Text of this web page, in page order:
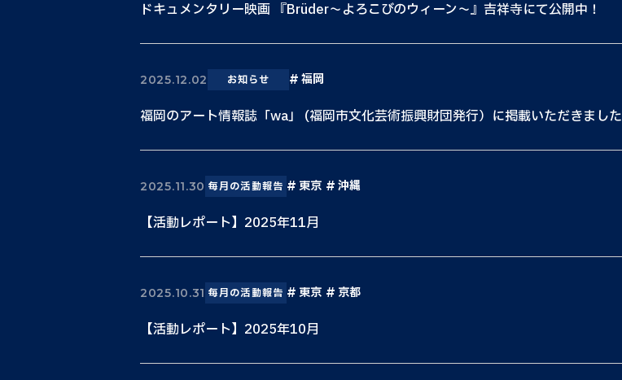
ドキュメンタリー映画 『Brüder〜よろこびのウィーン〜』吉祥寺にて公開中！
2025.12.02 お知らせ 福岡
福岡のアート情報誌「wa」 (福岡市文化芸術振興財団発行）に掲載いただきました
2025.11.30 毎月の活動報告 東京 沖縄
【活動レポート】2025年11月
2025.10.31 毎月の活動報告 東京 京都
【活動レポート】2025年10月